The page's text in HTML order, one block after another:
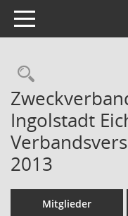
Toggle navigation
Ingolstadt
2013
Mitglieder